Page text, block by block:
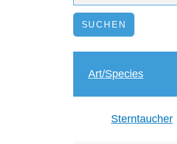
Art/Species
Sterntaucher